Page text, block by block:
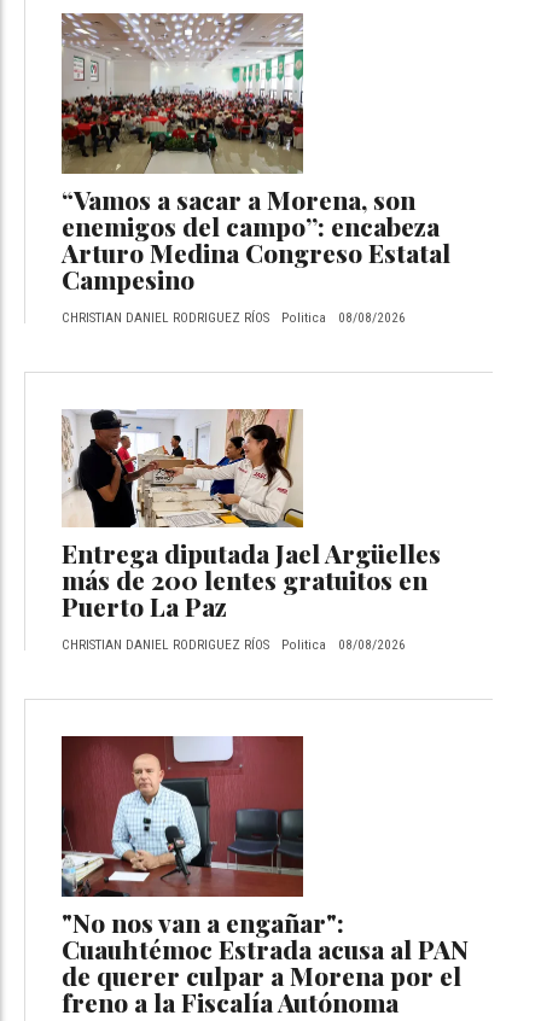
“Vamos a sacar a Morena, son
enemigos del campo”: encabeza
Arturo Medina Congreso Estatal
Campesino
CHRISTIAN DANIEL RODRIGUEZ RÍOS Politica 08/08/2026
Entrega diputada Jael Argüelles
más de 200 lentes gratuitos en
Puerto La Paz
CHRISTIAN DANIEL RODRIGUEZ RÍOS Politica 08/08/2026
"No nos van a engañar":
Cuauhtémoc Estrada acusa al PAN
de querer culpar a Morena por el
freno a la Fiscalía Autónoma